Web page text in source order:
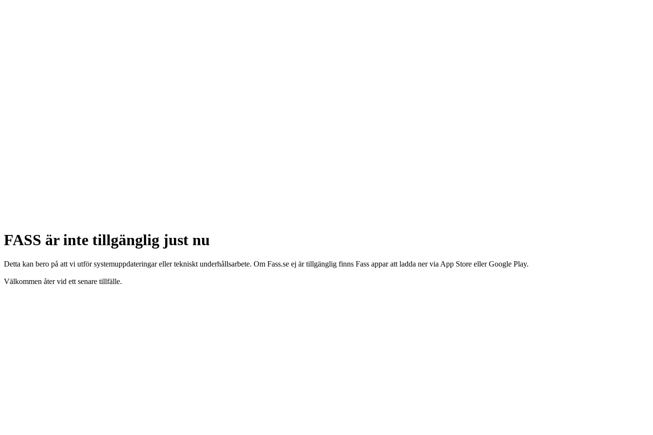
FASS är inte tillgänglig just nu
Detta kan bero på att vi utför systemuppdateringar eller tekniskt underhållsarbete. Om Fass.se ej är tillgänglig finns Fass appar att ladda ner via App Store eller Google Play.
Välkommen åter vid ett senare tillfälle.